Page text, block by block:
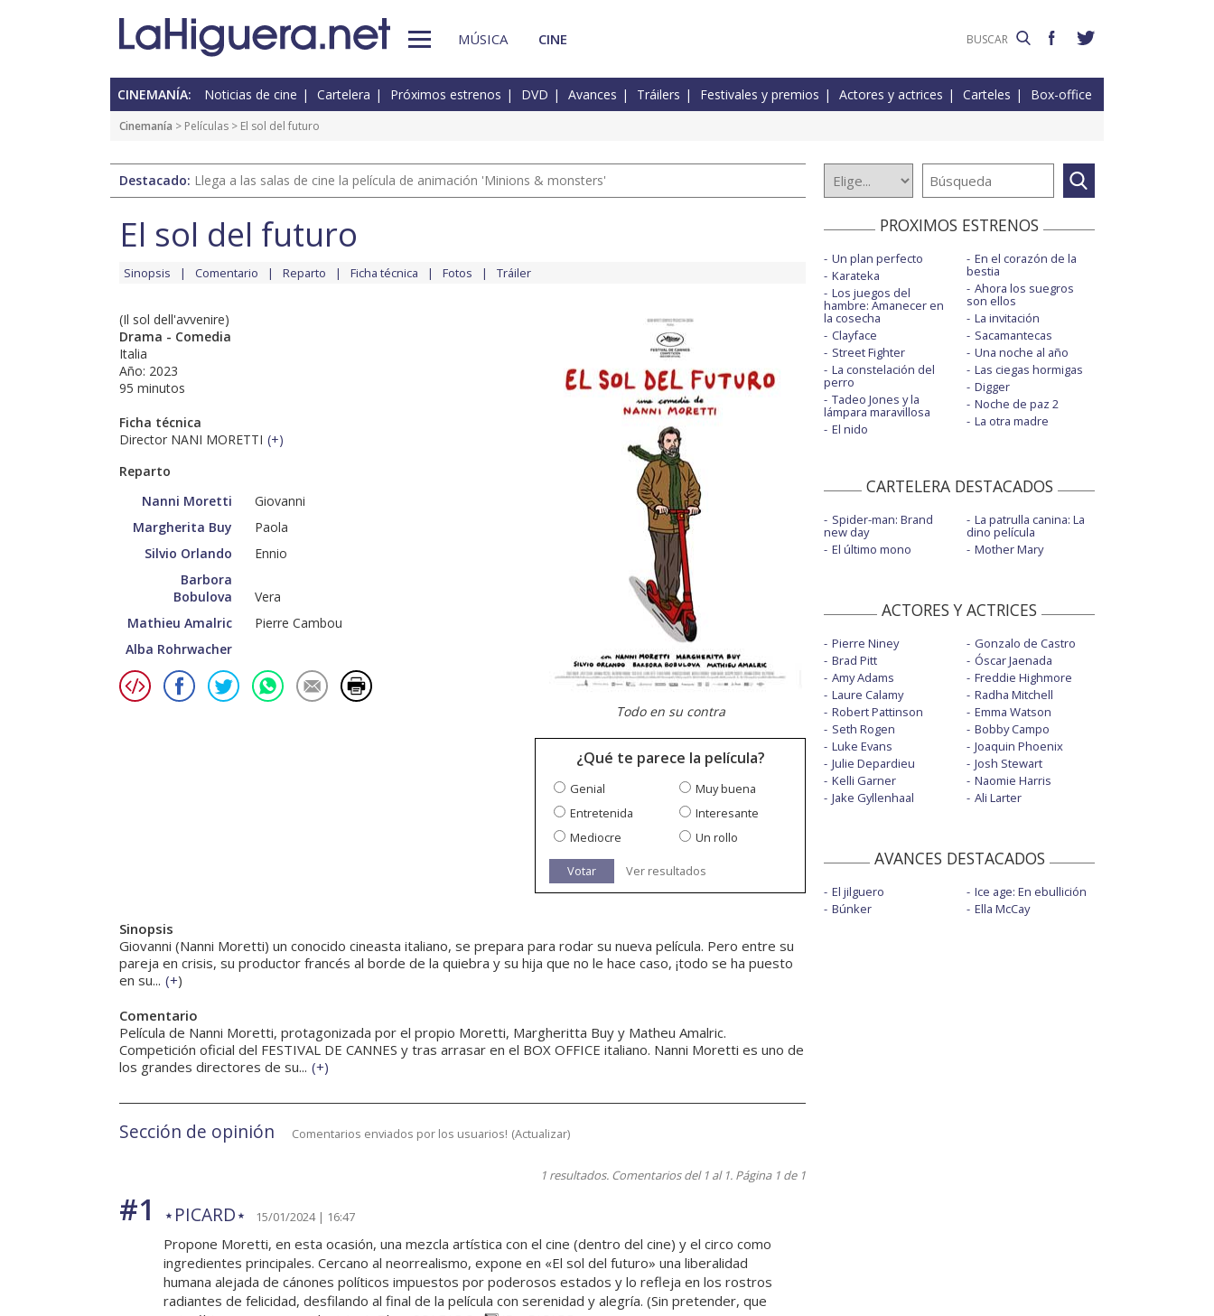
MÚSICA CINE
CINEMANÍA: Noticias de cine Cartelera Próximos estrenos DVD Avances Tráilers Festivales y premios Actores y actrices Carteles Box-office
Cinemanía > Películas > El sol del futuro
Destacado: Llega a las salas de cine la película de animación 'Minions & monsters'
El sol del futuro
Sinopsis Comentario Reparto Ficha técnica Fotos Tráiler
(Il sol dell'avvenire)
Drama - Comedia
Italia
Año: 2023
95 minutos
Ficha técnica
Director NANI MORETTI (+)
Reparto
Nanni Moretti
Giovanni
Margherita Buy
Paola
Silvio Orlando
Ennio
Barbora
Bobulova
Vera
Mathieu Amalric
Pierre Cambou
Alba Rohrwacher
Todo en su contra
¿Qué te parece la película?
Genial
Muy buena
Entretenida
Interesante
Mediocre
Un rollo
Votar Ver resultados
Sinopsis
Giovanni (Nanni Moretti) un conocido cineasta italiano, se prepara para rodar su nueva película. Pero entre su
pareja en crisis, su productor francés al borde de la quiebra y su hija que no le hace caso, ¡todo se ha puesto
en su... (+)
Comentario
Película de Nanni Moretti, protagonizada por el propio Moretti, Margheritta Buy y Matheu Amalric.
Competición oficial del FESTIVAL DE CANNES y tras arrasar en el BOX OFFICE italiano. Nanni Moretti es uno de
los grandes directores de su... (+)
Sección de opinión Comentarios enviados por los usuarios! (Actualizar)
1 resultados. Comentarios del 1 al 1. Página 1 de 1
#1 ⋆PICARD⋆ 15/01/2024 | 16:47
Propone Moretti, en esta ocasión, una mezcla artística con el cine (dentro del cine) y el circo como
ingredientes principales. Cercano al neorrealismo, expone en «El sol del futuro» una liberalidad
humana alejada de cánones políticos impuestos por poderosos estados y lo refleja en los rostros
radiantes de felicidad, desfilando al final de la película con serenidad y alegría. (Sin pretender, que
PROXIMOS ESTRENOS
Un plan perfecto
Karateka
Los juegos del
hambre: Amanecer en
la cosecha
Clayface
Street Fighter
La constelación del
perro
Tadeo Jones y la
lámpara maravillosa
El nido
En el corazón de la
bestia
Ahora los suegros
son ellos
La invitación
Sacamantecas
Una noche al año
Las ciegas hormigas
Digger
Noche de paz 2
La otra madre
CARTELERA DESTACADOS
Spider-man: Brand
new day
El último mono
La patrulla canina: La
dino película
Mother Mary
ACTORES Y ACTRICES
Pierre Niney
Brad Pitt
Amy Adams
Laure Calamy
Robert Pattinson
Seth Rogen
Luke Evans
Julie Depardieu
Kelli Garner
Jake Gyllenhaal
Gonzalo de Castro
Óscar Jaenada
Freddie Highmore
Radha Mitchell
Emma Watson
Bobby Campo
Joaquin Phoenix
Josh Stewart
Naomie Harris
Ali Larter
AVANCES DESTACADOS
El jilguero
Búnker
Ice age: En ebullición
Ella McCay